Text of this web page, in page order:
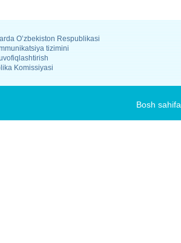
O’zbekiston Respublikasi
tizimini
Komissiyasi
Bosh sahifa